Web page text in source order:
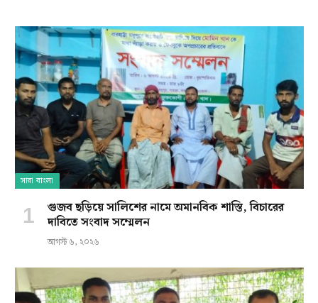
সারা বাংলা
গুজব ছড়িয়ে সালিশের নামে অমানবিক শাস্তি, বিচারের
দাবিতে সংবাদ সম্মেলন
আগস্ট ৬, ২০২৬